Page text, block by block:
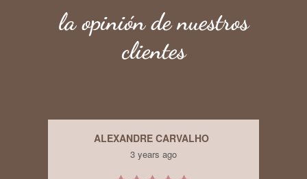
la opinión de nuestros
clientes
ALEXANDRE CARVALHO
3 years ago